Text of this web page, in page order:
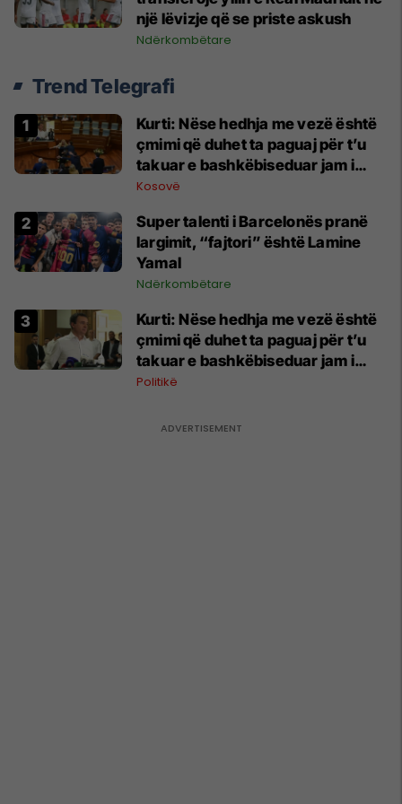
një lëvizje që se priste askush
Ndërkombëtare
Trend Telegrafi
Kurti: Nëse hedhja me vezë është
çmimi që duhet ta paguaj për t’u
takuar e bashkëbiseduar jam i
lumtur ta bëj këtë
Kosovë
Super talenti i Barcelonës pranë
largimit, “fajtori” është Lamine
Yamal
Ndërkombëtare
Kurti: Nëse hedhja me vezë është
çmimi që duhet ta paguaj për t’u
takuar e bashkëbiseduar jam i
lumtur ta bëj këtë
Politikë